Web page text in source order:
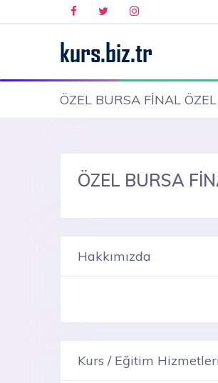
ÖZEL BURSA FİNAL
ÖZEL BURSA
Hakkımızda
Kurs / Eğitim